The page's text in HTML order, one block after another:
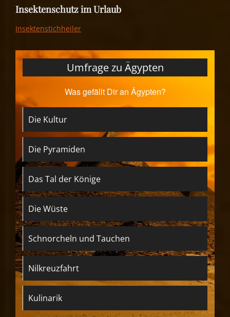
Insektenschutz im Urlaub
Insektenstichheiler
Umfrage zu Ägypten
Was gefällt Dir an Ägypten?
Die Kultur
Die Pyramiden
Das Tal der Könige
Die Wüste
Schnorcheln und Tauchen
Nilkreuzfahrt
Kulinarik